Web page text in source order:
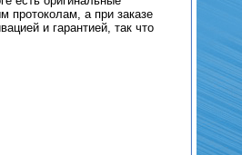
протоколам, а при заказе
и гарантией, так что